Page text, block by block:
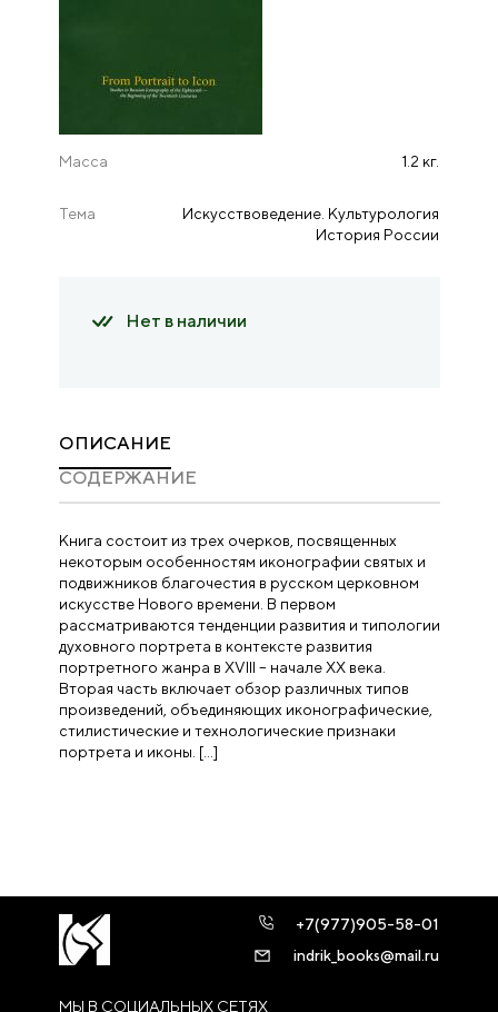
Масса 1.2 кг.
Тема
Искусствоведение. Культурология
История России
Нет в наличии
ОПИСАНИЕ
CОДЕРЖАНИЕ
Книга состоит из трех очерков, посвященных
некоторым особенностям иконографии святых и
подвижников благочестия в русском церковном
искусстве Нового времени. В первом
рассматриваются тенденции развития и типологии
духовного портрета в контексте развития
портретного жанра в XVIII – начале XX века.
Вторая часть включает обзор различных типов
произведений, объединяющих иконографические,
стилистические и технологические признаки
портрета и иконы. […]
МЫ В СОЦИАЛЬНЫХ СЕТЯХ
+7(977)905-58-01
indrik_books@mail.ru